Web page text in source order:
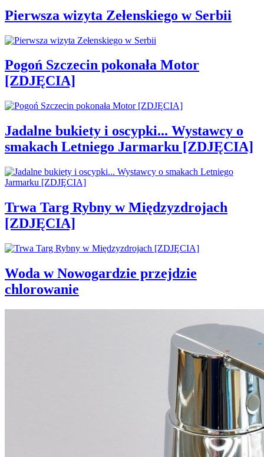
Pierwsza wizyta Zełenskiego w Serbii
Pogoń Szczecin pokonała Motor
[ZDJĘCIA]
Jadalne bukiety i oscypki... Wystawcy o
smakach Letniego Jarmarku [ZDJĘCIA]
Trwa Targ Rybny w Międzyzdrojach
[ZDJĘCIA]
Woda w Nowogardzie przejdzie
chlorowanie